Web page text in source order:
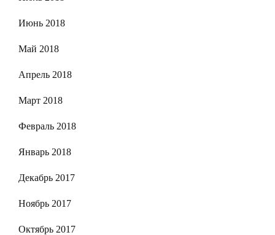
Июнь 2018
Май 2018
Апрель 2018
Март 2018
Февраль 2018
Январь 2018
Декабрь 2017
Ноябрь 2017
Октябрь 2017